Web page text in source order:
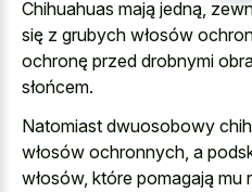
Chihuahuas mają jedną,
się z grubych włosów
ochronę przed drobnymi
słońcem.
Natomiast dwuosobowy
włosów ochronnych, a
włosów, które pomagają mu